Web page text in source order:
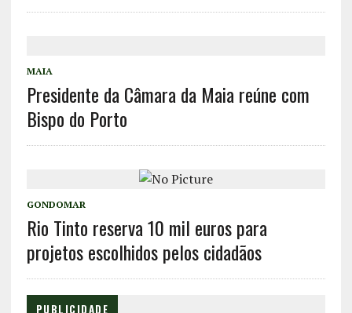
MAIA
Presidente da Câmara da Maia reúne com
Bispo do Porto
GONDOMAR
Rio Tinto reserva 10 mil euros para
projetos escolhidos pelos cidadãos
PUBLICIDADE